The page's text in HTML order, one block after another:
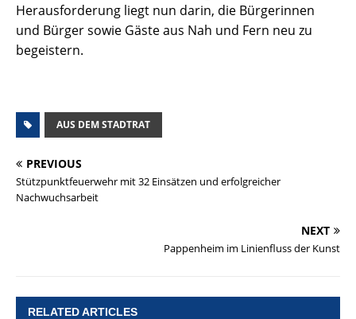
Herausforderung liegt nun darin, die Bürgerinnen
und Bürger sowie Gäste aus Nah und Fern neu zu
begeistern.
AUS DEM STADTRAT
PREVIOUS
Stützpunktfeuerwehr mit 32 Einsätzen und erfolgreicher
Nachwuchsarbeit
NEXT
Pappenheim im Linienfluss der Kunst
RELATED ARTICLES